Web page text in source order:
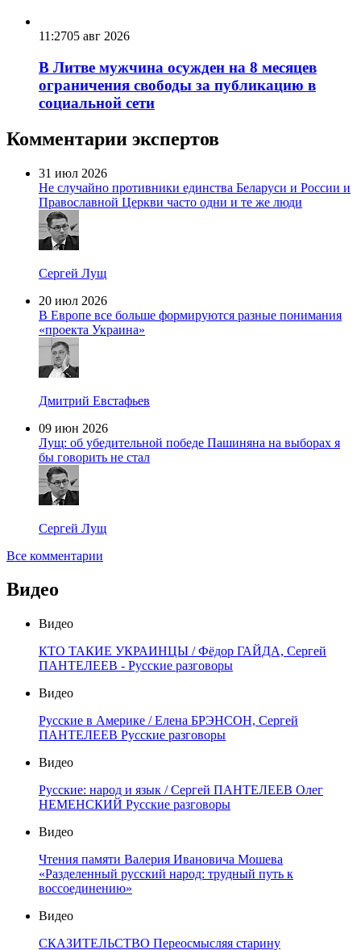
11:2705 авг 2026
В Литве мужчина осужден на 8 месяцев
ограничения свободы за публикацию в
социальной сети
Комментарии экспертов
31 июл 2026
Не случайно противники единства Беларуси и России и
Православной Церкви часто одни и те же люди
Сергей Лущ
20 июл 2026
В Европе все больше формируются разные понимания
«проекта Украина»
Дмитрий Евстафьев
09 июн 2026
Лущ: об убедительной победе Пашиняна на выборах я
бы говорить не стал
Сергей Лущ
Все комментарии
Видео
Видео
КТО ТАКИЕ УКРАИНЦЫ / Фёдор ГАЙДА, Сергей
ПАНТЕЛЕЕВ - Русские разговоры
Видео
Русские в Америке / Елена БРЭНСОН, Сергей
ПАНТЕЛЕЕВ Русские разговоры
Видео
Русские: народ и язык / Сергей ПАНТЕЛЕЕВ Олег
НЕМЕНСКИЙ Русские разговоры
Видео
Чтения памяти Валерия Ивановича Мошева
«Разделенный русский народ: трудный путь к
воссоединению»
Видео
СКАЗИТЕЛЬСТВО Переосмысляя старину